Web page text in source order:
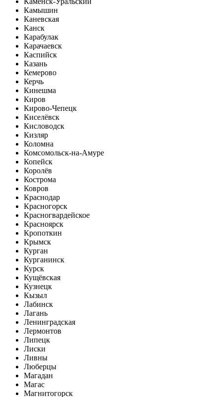
Камышин
Каневская
Канск
Карабулак
Карачаевск
Каспийск
Казань
Кемерово
Керчь
Кинешма
Киров
Кирово-Чепецк
Киселёвск
Кисловодск
Кизляр
Коломна
Комсомольск-на-Амуре
Копейск
Королёв
Кострома
Ковров
Краснодар
Красногорск
Красногвардейское
Красноярск
Кропоткин
Крымск
Курган
Курганинск
Курск
Кущёвская
Кузнецк
Кызыл
Лабинск
Лагань
Ленинградская
Лермонтов
Липецк
Лиски
Ливны
Люберцы
Магадан
Магас
Магнитогорск